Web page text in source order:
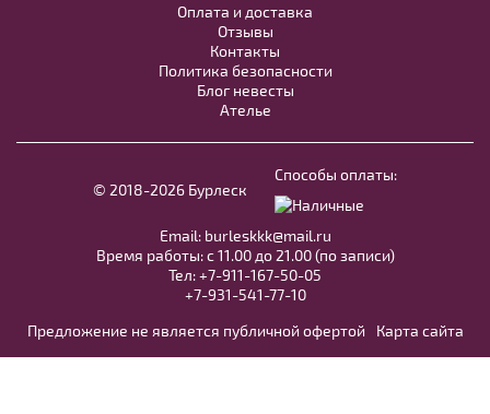
Модель № 1151
В примерочную
Оплата и доставка
Отзывы
Контакты
Политика безопасности
Блог невесты
Ателье
© 2018-2026 Бурлеск
Способы оплаты:
Email: burleskkk@mail.ru
Время работы: с 11.00 до 21.00 (по записи)
Тел:+7-911-167-50-05
+7-931-541-77-10
Предложение не является публичной офертой
Карта сайта